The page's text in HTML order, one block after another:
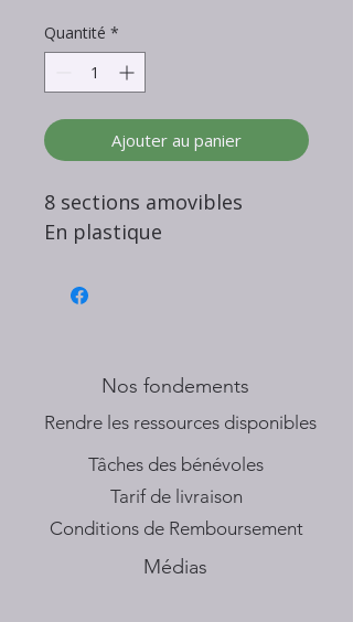
Quantité *
Ajouter au panier
8 sections amovibles
En plastique
Nos fondements
​Rendre les ressources disponibles
Tâches des bénévoles
Tarif de livraison
Conditions de Remboursement
Médias